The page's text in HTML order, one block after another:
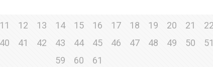
11 12 13 14 15 16 17 18 19 20 21 22
40 41 42 43 44 45 46 47 48 49 50 51
59
60 61